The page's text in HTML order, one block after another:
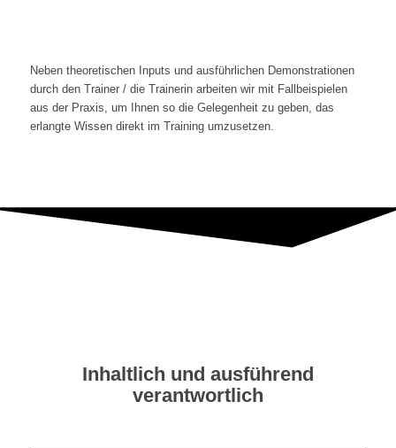
Neben theoretischen Inputs und ausführlichen Demonstrationen
durch den Trainer / die Trainerin arbeiten wir mit Fallbeispielen
aus der Praxis, um Ihnen so die Gelegenheit zu geben, das
erlangte Wissen direkt im Training umzusetzen.
Inhaltlich und ausführend
verantwortlich